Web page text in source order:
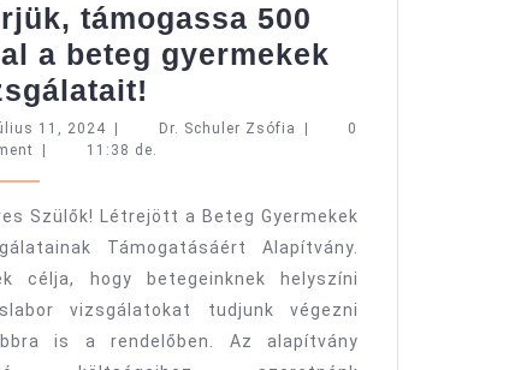
támogassa 500
a beteg gyermekek
támogassa
500
al
a
beteg
gyermekek
11, 2024 július
11,
Dr. Schuler Zsófia Dr.
0
11:38 de.
Szülők! Létrejött a Beteg Gyermekek
Támogatásáért Alapítvány.
célja, hogy betegeinknek helyszíni
vizsgálatokat tudjunk végezni
is a rendelőben. Az alapítvány